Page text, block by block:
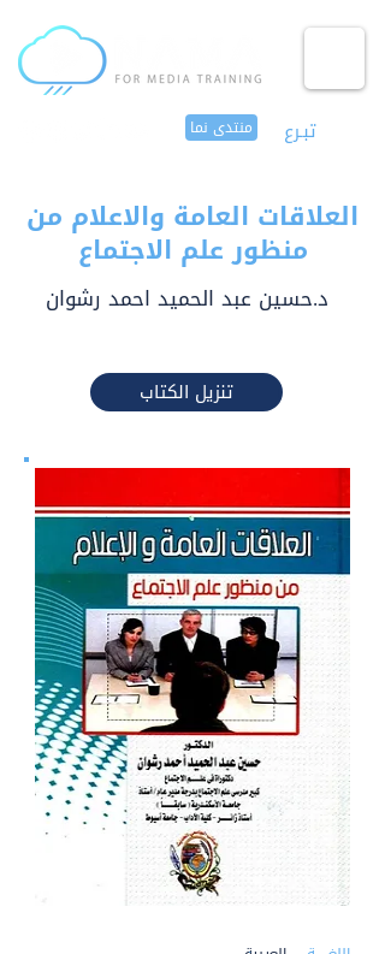
منتدى نما تبـرع
العلاقات العامة والاعلام من
منظور علم الاجتماع
د.حسين عبد الحميد احمد رشوان
تنزيل الكتاب